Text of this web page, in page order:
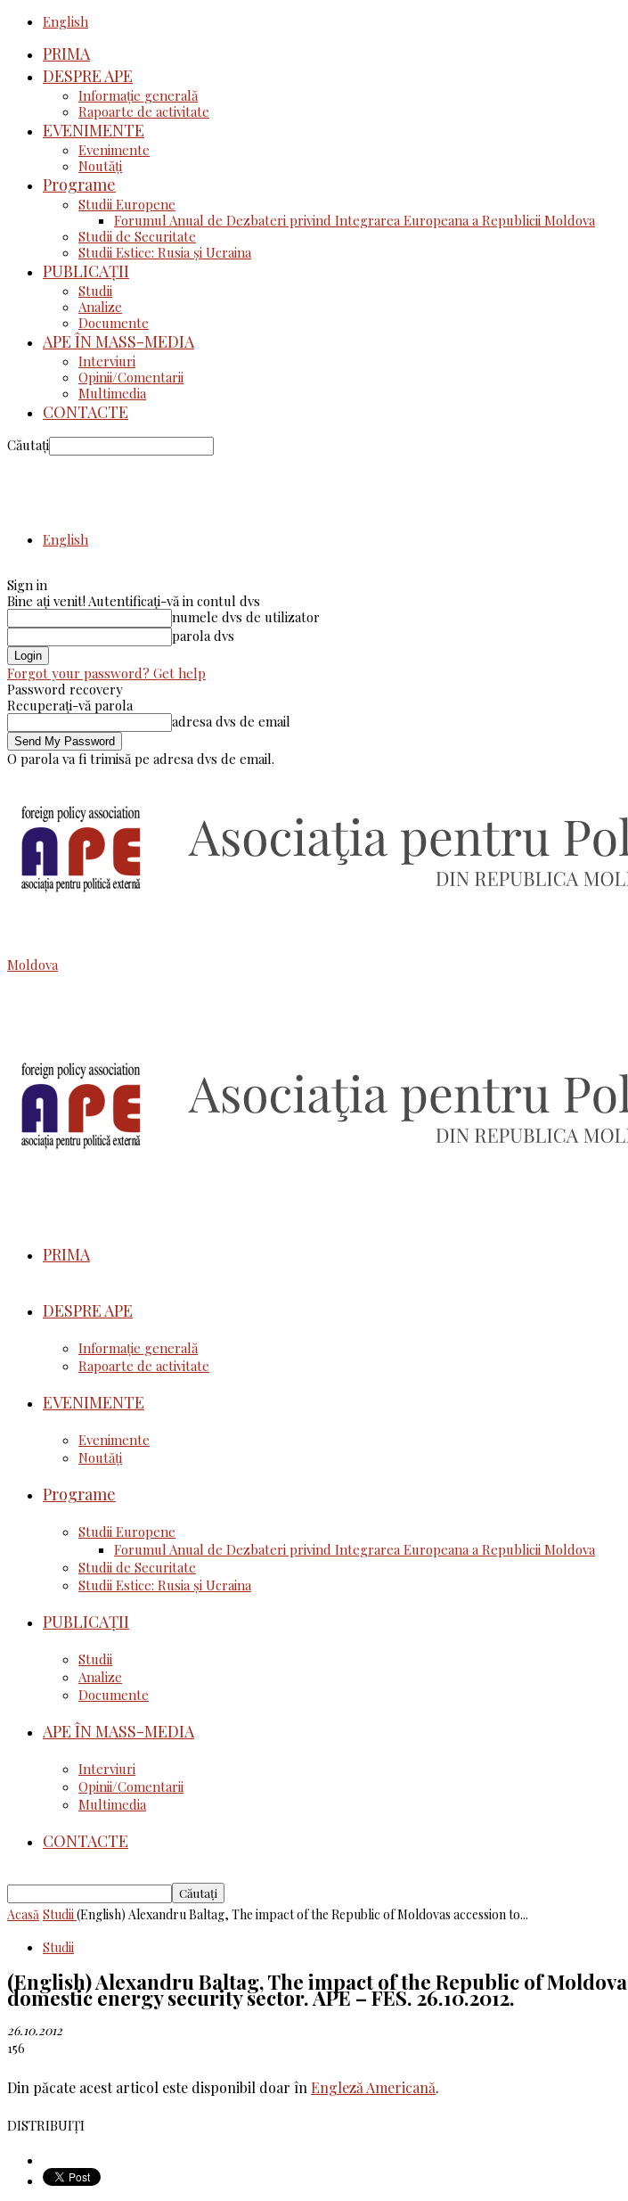
English
PRIMA
DESPRE APE
Informație generală
Rapoarte de activitate
EVENIMENTE
Evenimente
Noutăţi
Programe
Studii Europene
Forumul Anual de Dezbateri privind Integrarea Europeana a Republicii Moldova
Studii de Securitate
Studii Estice: Rusia și Ucraina
PUBLICAȚII
Studii
Analize
Documente
APE ÎN MASS-MEDIA
Interviuri
Opinii/Comentarii
Multimedia
CONTACTE
Căutați
English
Sign in
Bine ați venit! Autentificați-vă in contul dvs
numele dvs de utilizator
parola dvs
Forgot your password? Get help
Password recovery
Recuperați-vă parola
adresa dvs de email
O parola va fi trimisă pe adresa dvs de email.
Moldova
PRIMA
DESPRE APE
Informație generală
Rapoarte de activitate
EVENIMENTE
Evenimente
Noutăţi
Programe
Studii Europene
Forumul Anual de Dezbateri privind Integrarea Europeana a Republicii Moldova
Studii de Securitate
Studii Estice: Rusia și Ucraina
PUBLICAȚII
Studii
Analize
Documente
APE ÎN MASS-MEDIA
Interviuri
Opinii/Comentarii
Multimedia
CONTACTE
Acasă Studii(English) Alexandru Baltag, The impact of the Republic of Moldovas accession to...
Studii
(English) Alexandru Baltag, The impact of the Republic of
domestic energy security sector. APE – FES. 26.10.2012.
26.10.2012
156
Din păcate acest articol este disponibil doar înEngleză Americană.
DISTRIBUIȚI